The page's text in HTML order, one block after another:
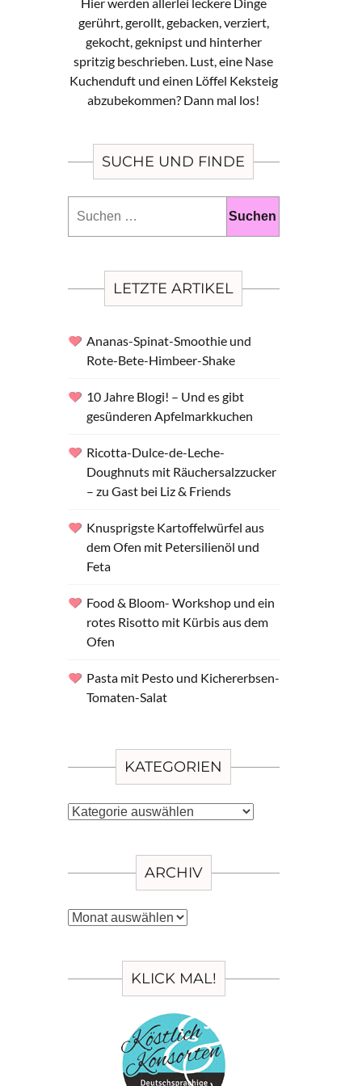
gerührt, gerollt, gebacken, verziert,
gekocht, geknipst und hinterher
spritzig beschrieben. Lust, eine Nase
Kuchenduft und einen Löffel Keksteig
abzubekommen? Dann mal los!
SUCHE UND FINDE
nach:
LETZTE ARTIKEL
Ananas-Spinat-Smoothie und
Rote-Bete-Himbeer-Shake
10 Jahre Blogi! – Und es gibt
gesünderen Apfelmarkkuchen
Ricotta-Dulce-de-Leche-
Doughnuts mit Räuchersalzzucker
– zu Gast bei Liz & Friends
Knusprigste Kartoffelwürfel aus
dem Ofen mit Petersilienöl und
Feta
Food & Bloom- Workshop und ein
rotes Risotto mit Kürbis aus dem
Ofen
Pasta mit Pesto und Kichererbsen-
Tomaten-Salat
KATEGORIEN
Kategorien
ARCHIV
Archiv
KLICK MAL!